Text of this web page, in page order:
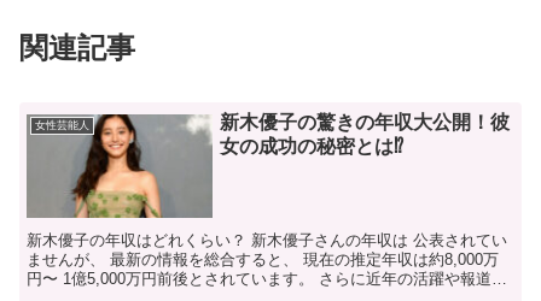
関連記事
女性芸能人
新木優子の驚きの年収大公開！彼
女の成功の秘密とは⁉
新木優子の年収はどれくらい？ 新木優子さんの年収は 公表されてい
ませんが、 最新の情報を総合すると、 現在の推定年収は約8,000万
円〜 1億5,000万円前後とされています。 さらに近年の活躍や報道を